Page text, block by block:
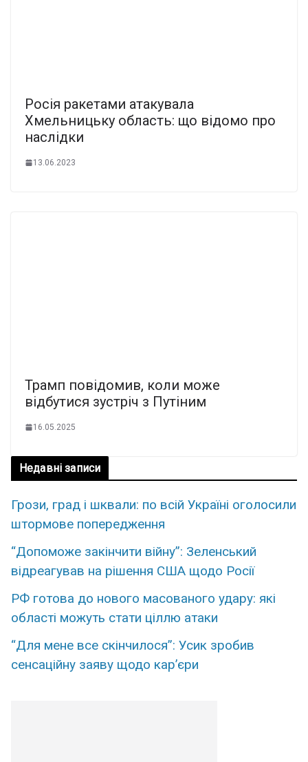
Росія ракетами атакувала
Хмельницьку область: що відомо про
наслідки
13.06.2023
Трамп повідомив, коли може
відбутися зустріч з Путіним
16.05.2025
Недавні записи
Грози, град і шквали: по всій Україні оголосили
штормове попередження
“Допоможе закінчити війну”: Зеленський
відреагував на рішення США щодо Росії
РФ готова до нового масованого удару: які
області можуть стати ціллю атаки
“Для мене все скінчилося”: Усик зробив
сенсаційну заяву щодо кар’єри